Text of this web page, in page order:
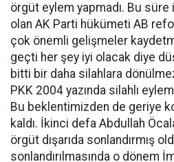
örgüt eylem yapmadı. Bu
olan AK Parti hükümeti AB
çok önemli gelişmeler
geçti her şey iyi olacak diye
bitti bir daha silahlara
PKK 2004 yazında silahlı
Bu beklentimizden de geriye
kaldı. İkinci defa Abdullah
örgüt dışarıda sonlandırmış
sonlandırılmasında o dönem